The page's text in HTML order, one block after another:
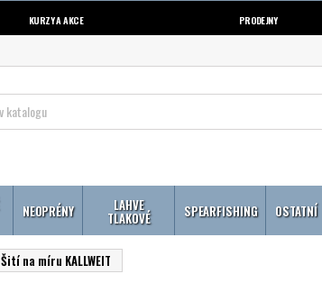
KURZY A AKCE PRODEJNY
NEOPRÉNY LAHVE
TLAKOVÉ SPEARFISHING OSTATNÍ
Šití na míru KALLWEIT